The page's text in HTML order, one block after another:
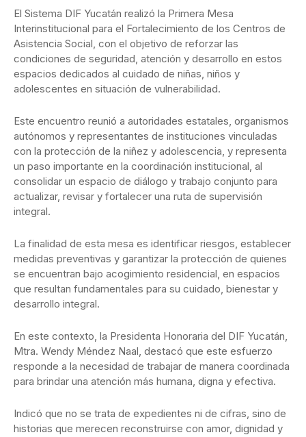
El Sistema DIF Yucatán realizó la Primera Mesa
Interinstitucional para el Fortalecimiento de los Centros de
Asistencia Social, con el objetivo de reforzar las
condiciones de seguridad, atención y desarrollo en estos
espacios dedicados al cuidado de niñas, niños y
adolescentes en situación de vulnerabilidad.
Este encuentro reunió a autoridades estatales, organismos
autónomos y representantes de instituciones vinculadas
con la protección de la niñez y adolescencia, y representa
un paso importante en la coordinación institucional, al
consolidar un espacio de diálogo y trabajo conjunto para
actualizar, revisar y fortalecer una ruta de supervisión
integral.
La finalidad de esta mesa es identificar riesgos, establecer
medidas preventivas y garantizar la protección de quienes
se encuentran bajo acogimiento residencial, en espacios
que resultan fundamentales para su cuidado, bienestar y
desarrollo integral.
En este contexto, la Presidenta Honoraria del DIF Yucatán,
Mtra. Wendy Méndez Naal, destacó que este esfuerzo
responde a la necesidad de trabajar de manera coordinada
para brindar una atención más humana, digna y efectiva.
Indicó que no se trata de expedientes ni de cifras, sino de
historias que merecen reconstruirse con amor, dignidad y